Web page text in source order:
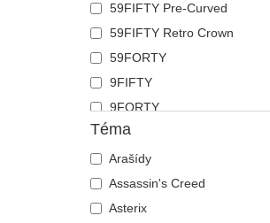
Kohout
Kojot
Koza
Krab
Kráva
Krokodýl
Kůň
Kuřátko
Labradorský retrívr
59FIFTY Pre-Curved
59FIFTY Retro Crown
59FORTY
9FIFTY
9FORTY
9FORTY APEX
9FORTY M-Crown
9SEVENTY
9TWENTY
Téma
Arašídy
Assassin's Creed
Asterix